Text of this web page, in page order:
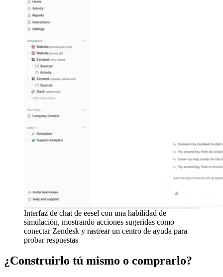
Interfaz de chat de eesel con una habilidad de
simulación, mostrando acciones sugeridas como
conectar Zendesk y rastrear un centro de ayuda para
probar respuestas
¿Construirlo tú mismo o comprarlo?